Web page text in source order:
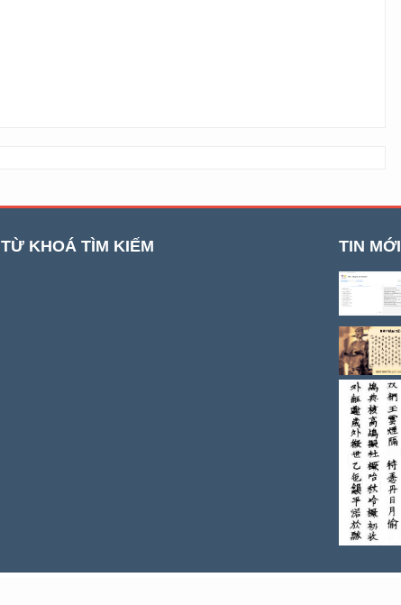
TỪ KHOÁ TÌM KIẾM TIN MỚI